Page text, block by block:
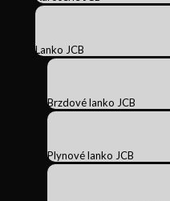
Lanko JCB
Brzdové lanko JCB
Plynové lanko JCB